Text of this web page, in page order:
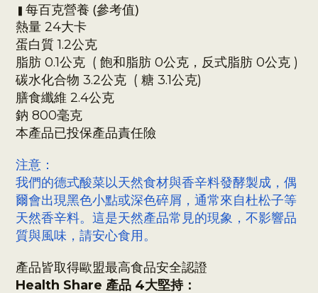
每百克營養 (參考值)
熱量 24大卡
蛋白質 1.2公克
脂肪 0.1公克 ( 飽和脂肪 0公克 ，反式脂肪 0公克 )
碳水化合物 3.2公克 ( 糖 3.1公克)
膳食纖維 2.4公克
鈉 800毫克
本產品已投保產品責任險
注意：
我們的德式酸菜以天然食材與香辛料發酵製成，偶
爾會出現黑色小點或深色碎屑，通常來自杜松子等
天然香辛料。這是天然產品常見的現象，不影響品
質與風味，請安心食用。
產品皆取得歐盟最高食品安全認證
Health Share 產品 4大堅持：